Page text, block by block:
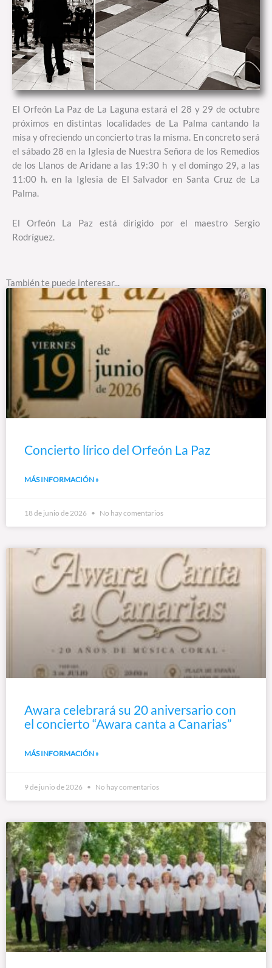
El Orfeón La Paz de La Laguna estará el 28 y 29 de octubre
próximos en distintas localidades de La Palma cantando la
misa y ofreciendo un concierto tras la misma. En concreto será
el sábado 28 en la Iglesia de Nuestra Señora de los Remedios
de los Llanos de Aridane a las 19:30 h y el domingo 29, a las
11:00 h. en la Iglesia de El Salvador en Santa Cruz de La
Palma.
El Orfeón La Paz está dirigido por el maestro Sergio
Rodríguez.
También te puede interesar...
Concierto lírico del Orfeón La Paz
MÁS INFORMACIÓN »
18 de junio de 2026 No hay comentarios
Awara celebrará su 20 aniversario con
el concierto “Awara canta a Canarias”
MÁS INFORMACIÓN »
9 de junio de 2026 No hay comentarios